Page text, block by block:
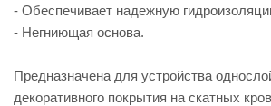
- Обеспечивает надежную
- Негниющая основа.
Предназначена для устройства
декоративного покрытия на скатных